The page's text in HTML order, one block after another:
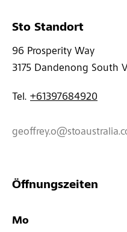
Sto Standort
96 Prosperity Way
3175 Dandenong South
Tel. +61397684920
Öffnungszeiten
Mo